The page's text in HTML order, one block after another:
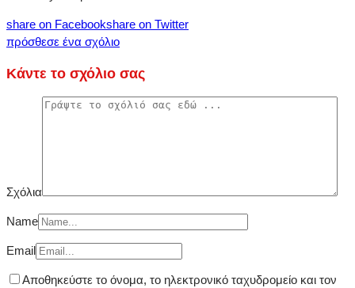
share on Facebookshare on Twitter
πρόσθεσε ένα σχόλιο
Κάντε το σχόλιο σας
Σχόλια
Name
Email
Αποθηκεύστε το όνομα, το ηλεκτρονικό ταχυδρομείο και τον